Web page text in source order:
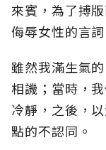
來賓，為了搏
侮辱女性的言詞
雖然我滿生氣
相譏；當時，
冷靜，之後，
點的不認同。